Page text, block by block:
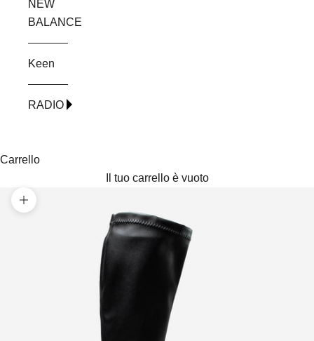
NEW
BALANCE
Keen
RADIO
Carrello
Il tuo carrello è vuoto
Ingrandisci immagine